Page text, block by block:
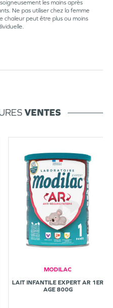
les mains après
Ne pas utiliser chez la femme
chaleur peut être plus ou moins
VENTES
MODILAC
LAIT INFANTILE EXPERT AR 1ER
AGE 800G